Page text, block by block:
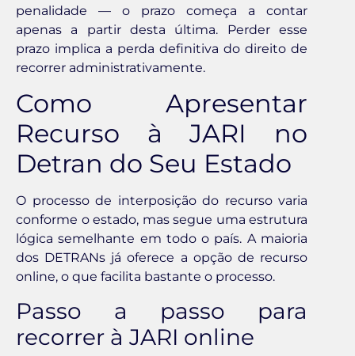
penalidade — o prazo começa a contar
apenas a partir desta última. Perder esse
prazo implica a perda definitiva do direito de
recorrer administrativamente.
Como Apresentar
Recurso à JARI no
Detran do Seu Estado
O processo de interposição do recurso varia
conforme o estado, mas segue uma estrutura
lógica semelhante em todo o país. A maioria
dos DETRANs já oferece a opção de recurso
online, o que facilita bastante o processo.
Passo a passo para
recorrer à JARI online